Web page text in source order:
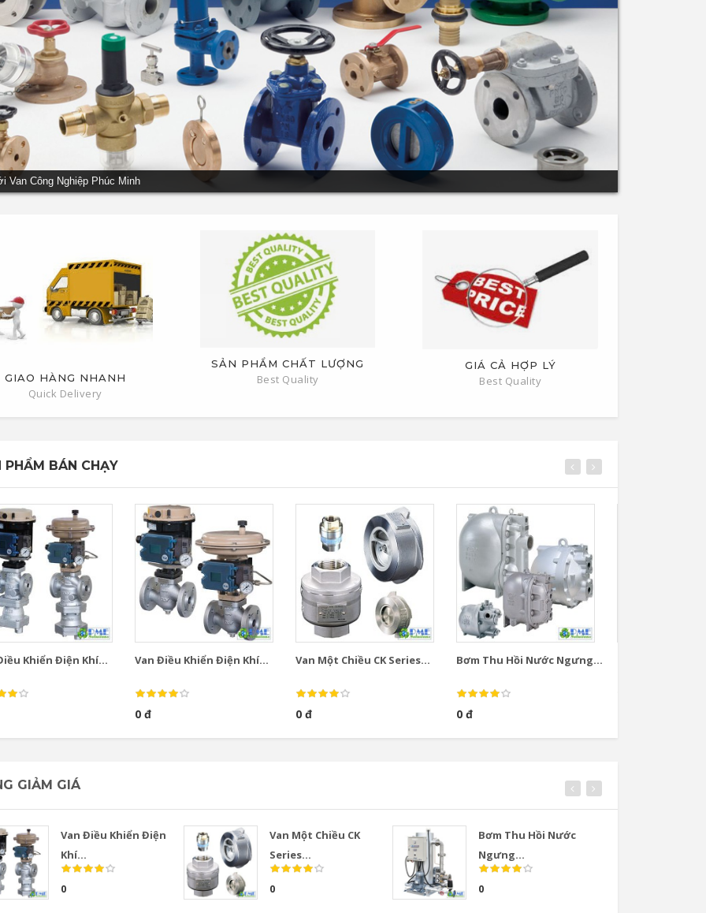
Van Công Nghiệp Phúc Minh
GIAO HÀNG NHANH
Quick Delivery
SẢN PHẨM CHẤT LƯỢNG
Best Quality
GIÁ CẢ HỢP LÝ
Best Quality
PHẨM BÁN CHẠY
Khiển Điện Khí... Van Điều Khiển Điện Khí...
0 đ
Van Một Chiều CK Series...
0 đ
Bơm Thu Hồi Nước Ngưng...
0 đ
GIẢM GIÁ
Van Điều Khiển Điện
Khí...
0
Van Một Chiều CK
Series...
0
Bơm Thu Hồi Nước
Ngưng...
0